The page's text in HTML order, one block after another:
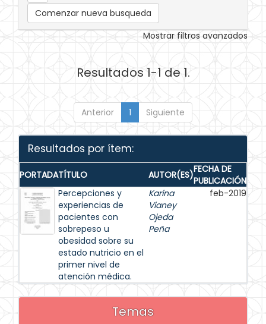
Comenzar nueva busqueda
Mostrar filtros avanzados
Resultados 1-1 de 1.
Anterior 1 Siguiente
Resultados por ítem:
PORTADATÍTULO AUTOR(ES)FECHA DE
PUBLICACIÓN
Percepciones y
experiencias de
pacientes con
sobrepeso u
obesidad sobre su
estado nutricio en el
primer nivel de
atención médica.
Karina
Vianey
Ojeda
Peña
feb-2019
Temas